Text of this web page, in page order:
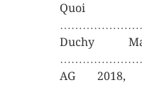
Duchy
AG